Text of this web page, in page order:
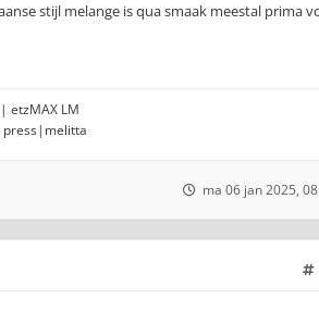
stijl melange is qua smaak meestal prima
etzMAX LM
ma 06 jan 2025,